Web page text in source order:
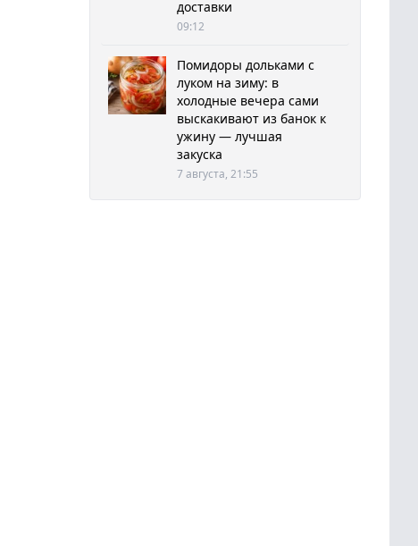
доставки
09:12
Помидоры дольками с
луком на зиму: в
холодные вечера сами
выскакивают из банок к
ужину — лучшая
закуска
7 августа, 21:55